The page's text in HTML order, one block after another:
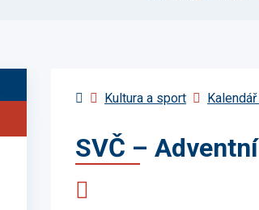
Úvodní stránka
Kultura a sport
SVČ –